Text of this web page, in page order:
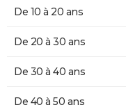
De 10 à 20 ans
De 20 à 30 ans
De 30 à 40 ans
De 40 à 50 ans